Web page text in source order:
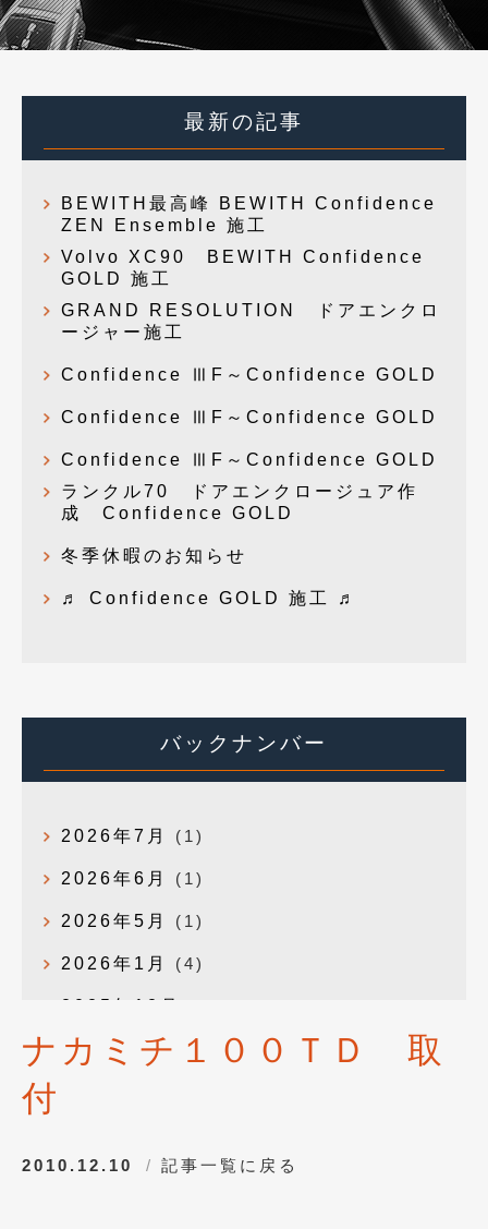
最新の記事
BEWITH最高峰 BEWITH Confidence
ZEN Ensemble 施工
Volvo XC90 BEWITH Confidence
GOLD 施工
GRAND RESOLUTION ドアエンクロ
ージャー施工
Confidence ⅢF～Confidence GOLD
Confidence ⅢF～Confidence GOLD
Confidence ⅢF～Confidence GOLD
ランクル70 ドアエンクロージュア作
成 Confidence GOLD
冬季休暇のお知らせ
♬ Confidence GOLD 施工 ♬
バックナンバー
2026年7月 (1)
2026年6月 (1)
2026年5月 (1)
2026年1月 (4)
2025年12月
2025年10月 (1)
2024年8月(1)
ナカミチ１００ＴＤ 取
付
2010.12.10 記事一覧に戻る